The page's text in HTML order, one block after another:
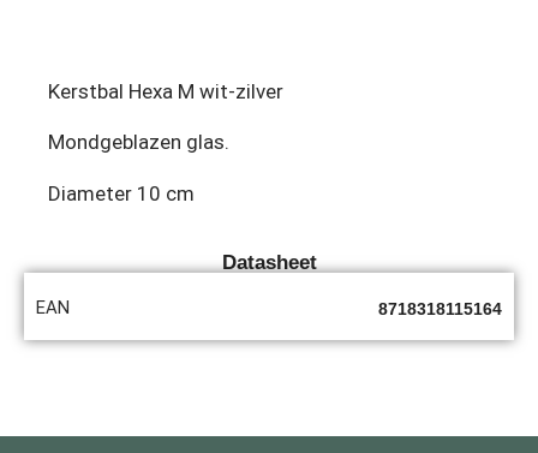
Kerstbal Hexa M wit-zilver
Mondgeblazen glas.
Diameter 10 cm
Datasheet
EAN 8718318115164